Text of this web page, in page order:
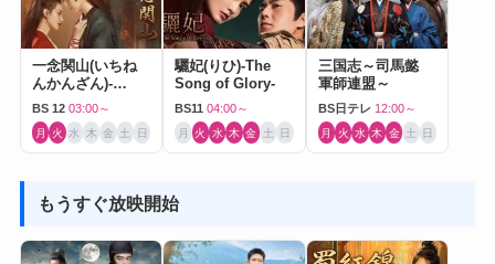
一念関山(いちね
んかんざん)-
Journey to Love-
BS 12 03:00～
月 火 水 木 金 土 日
驪妃(りひ)-The
Song of Glory-
BS11 04:00～
月 火 水 木 金 土 日
三国志～司馬懿
軍師連盟～
BS日テレ 12:00～
月 火 水 木 金 土 日
もうすぐ放映開始